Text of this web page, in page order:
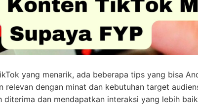
yang menarik, ada beberapa tips yang bisa
relevan dengan minat dan kebutuhan target
diterima dan mendapatkan interaksi yang lebih